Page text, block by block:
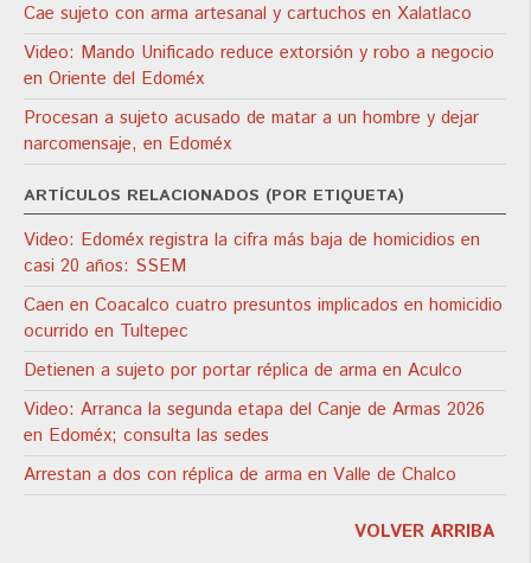
Cae sujeto con arma artesanal y cartuchos en Xalatlaco
Video: Mando Unificado reduce extorsión y robo a negocio
en Oriente del Edoméx
Procesan a sujeto acusado de matar a un hombre y dejar
narcomensaje, en Edoméx
ARTÍCULOS RELACIONADOS (POR ETIQUETA)
Video: Edoméx registra la cifra más baja de homicidios en
casi 20 años: SSEM
Caen en Coacalco cuatro presuntos implicados en homicidio
ocurrido en Tultepec
Detienen a sujeto por portar réplica de arma en Aculco
Video: Arranca la segunda etapa del Canje de Armas 2026
en Edoméx; consulta las sedes
Arrestan a dos con réplica de arma en Valle de Chalco
VOLVER ARRIBA